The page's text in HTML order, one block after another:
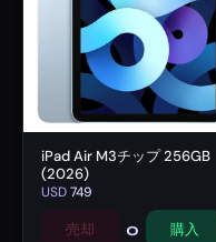
iPad Air M3チップ 256GB
(2026)
USD749
売却 0 購入